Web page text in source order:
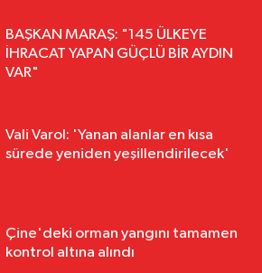
BAŞKAN MARAŞ: "145 ÜLKEYE
İHRACAT YAPAN GÜÇLÜ BİR AYDIN
VAR"
Vali Varol: 'Yanan alanlar en kısa
sürede yeniden yeşillendirilecek'
Çine'deki orman yangını tamamen
kontrol altına alındı